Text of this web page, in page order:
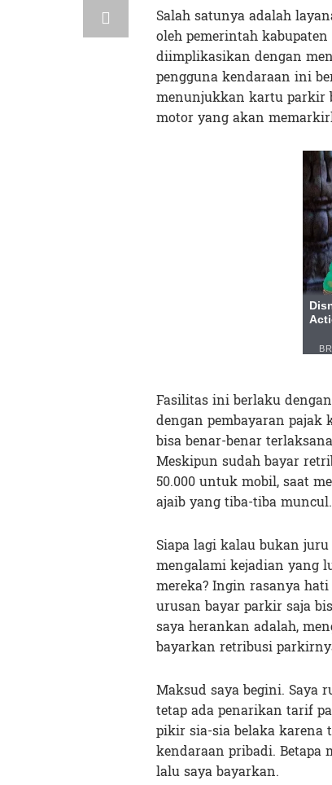
Salah satunya adalah
oleh pemerintah
diimplikasikan dengan
pengguna kendaraan ini
menunjukkan kartu parkir
motor yang akan
Fasilitas ini berlaku
dengan pembayaran
bisa benar-benar
Meskipun sudah bayar
50.000 untuk mobil, saat
ajaib yang tiba-tiba muncul.
Siapa lagi kalau bukan
mengalami kejadian yang
mereka? Ingin rasanya
urusan bayar parkir saja
saya herankan adalah,
bayarkan retribusi
Maksud saya begini.
tetap ada penarikan tarif
pikir sia-sia belaka karena
kendaraan pribadi. Betapa
lalu saya bayarkan.